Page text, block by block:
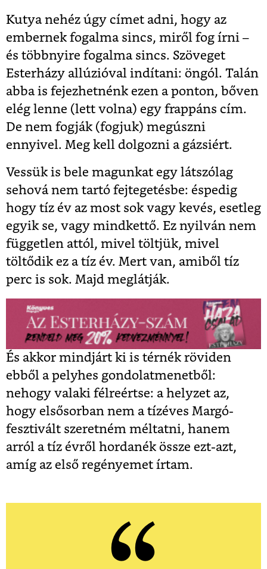
Kutya nehéz úgy címet adni, hogy az
embernek fogalma sincs, miről fog írni –
és többnyire fogalma sincs. Szöveget
Esterházy allúzióval indítani: öngól. Talán
abba is fejezhetnénk ezen a ponton, bőven
elég lenne (lett volna) egy frappáns cím.
De nem fogják (fogjuk) megúszni
ennyivel. Meg kell dolgozni a gázsiért.
Vessük is bele magunkat egy látszólag
sehová nem tartó fejtegetésbe: éspedig
hogy tíz év az most sok vagy kevés, esetleg
egyik se, vagy mindkettő. Ez nyilván nem
független attól, mivel töltjük, mivel
töltődik ez a tíz év. Mert van, amiből tíz
perc is sok. Majd meglátják.
És akkor mindjárt ki is térnék röviden
ebből a pelyhes gondolatmenetből:
nehogy valaki félreértse: a helyzet az,
hogy elsősorban nem a tízéves Margó-
fesztivált szeretném méltatni, hanem
arról a tíz évről hordanék össze ezt-azt,
amíg az első regényemet írtam.